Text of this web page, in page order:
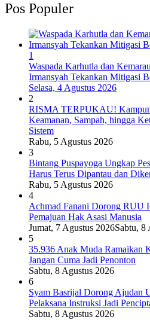
Pos Populer
1
Waspada Karhutla dan
Irmansyah Tekankan Mitigasi
Selasa, 4 Agustus 2026
2
RISMA TERPUKAU!
Keamanan, Sampah, hingga
Sistem
Rabu, 5 Agustus 2026
3
Bintang Puspayoga Ungkap
Harus Terus Dipantau dan
Rabu, 5 Agustus 2026
4
Achmad Fanani Dorong RUU
Pemajuan Hak Asasi Manusia
Jumat, 7 Agustus 2026Sabtu, 8
5
35.936 Anak Muda Ramaikan
Jangan Cuma Jadi Penonton
Sabtu, 8 Agustus 2026
6
Syam Basrijal Dorong Ajudan
Pelaksana Instruksi Jadi
Sabtu, 8 Agustus 2026